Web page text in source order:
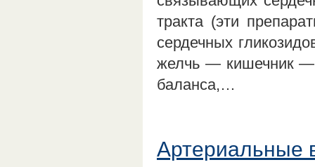
тракта (эти
сердечных
желчь — кишечник —
баланса,…
Артериальные